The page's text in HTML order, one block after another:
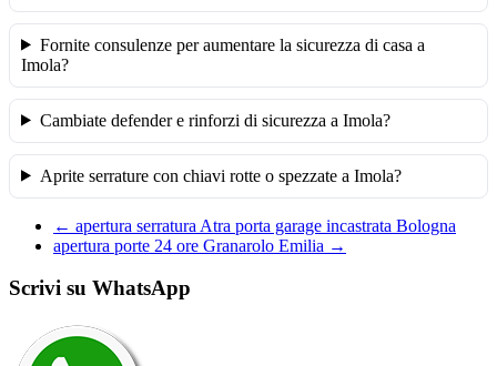
Fornite consulenze per aumentare la sicurezza di casa a
Imola?
Cambiate defender e rinforzi di sicurezza a Imola?
Aprite serrature con chiavi rotte o spezzate a Imola?
← apertura serratura Atra porta garage incastrata Bologna
apertura porte 24 ore Granarolo Emilia →
Scrivi su WhatsApp